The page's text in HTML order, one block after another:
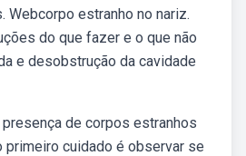
Webcorpo estranho no nariz.
do que fazer e o que não
e desobstrução da cavidade
de corpos estranhos
cuidado é observar se